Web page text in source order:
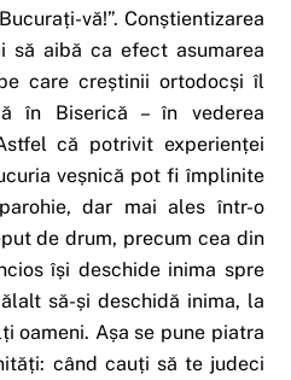
vă!”. Conștientizarea
să aibă ca efect asumarea
care creștinii ortodocși îl
în Biserică – în vederea
că potrivit experienței
veșnică pot fi împlinite
dar mai ales într-o
de drum, precum cea din
își deschide inima spre
să-și deschidă inima, la
oameni. Așa se pune piatra
când cauți să te judeci